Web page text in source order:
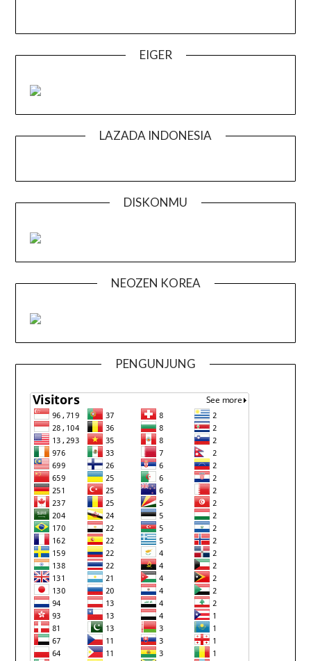
EIGER
LAZADA INDONESIA
DISKONMU
NEOZEN KOREA
PENGUNJUNG